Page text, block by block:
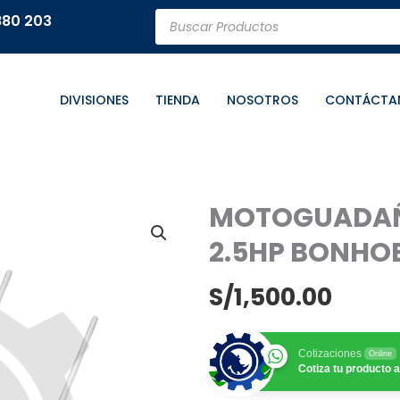
203 Búsqueda
de
productos
DIVISIONES TIENDA NOSOTROS
2.5HP
S/1,500.00
Cotizaciones Online
Cotiza tu producto